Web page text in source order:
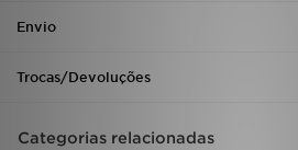
Envio
Trocas/Devoluções
Categorias relacionadas